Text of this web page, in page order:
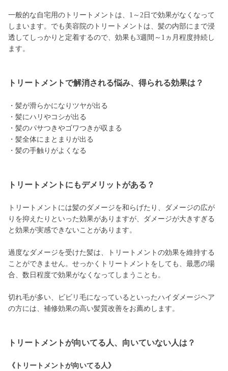
一般的な自宅用のトリートメントは、1～2日で効果がなくなって
しまいます。でも美容院のトリートメントは、髪の内部にまで浸
透してしっかりと定着するので、効果も3週間～1ヵ月程度持続し
ます。
トリートメントで解消される悩み、得られる効果は？
・髪が滑らかになりツヤが出る
・髪にハリやコシが出る
・髪のパサつきやゴワつきが収まる
・髪全体にまとまりが出る
・髪の手触りがよくなる
トリートメントにもデメリットがある？
トリートメントには髪のダメージを和らげたり、ダメージの広が
りを抑えたりといった効果がありますが、ダメージが大きすぎる
と効果が実感できないことがあります。
過度なダメージを受けた髪は、トリートメントの効果を維持する
ことができません。せっかくトリートメントをしても、最悪の場
合、数日程度で効果がなくなってしまうことも。
切れ毛が多い、ビビリ毛になっているといったハイダメージヘア
の方には、補修効果の高い髪質改善をお薦めします。
トリートメントが向いてる人、向いていない人は？
《トリートメントが向いてる人》